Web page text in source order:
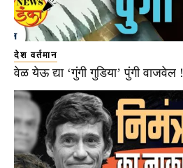
देश वर्तमान
वेळ येऊ द्या ‘गुंगी गुडिया’ पुंगी वाजवेल !